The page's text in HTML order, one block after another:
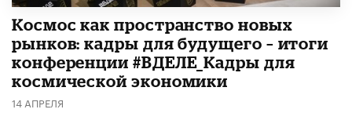
Космос как пространство новых
рынков: кадры для будущего – итоги
конференции #ВДЕЛЕ_Кадры для
космической экономики
14 АПРЕЛЯ